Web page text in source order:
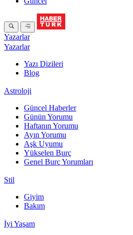
Yazarlar
Yazarlar
Yazı Dizileri
Blog
Astroloji
Güncel Haberler
Günün Yorumu
Haftanın Yorumu
Ayın Yorumu
Aşk Uyumu
Yükselen Burç
Genel Burç Yorumları
Stil
Giyim
Bakım
İyi Yaşam